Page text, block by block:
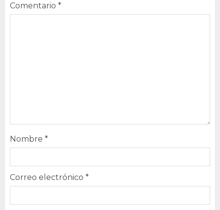
Comentario *
Nombre *
Correo electrónico *